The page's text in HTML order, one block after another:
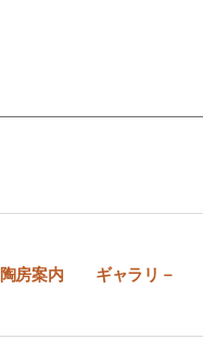
陶房案内 ギャラリ－